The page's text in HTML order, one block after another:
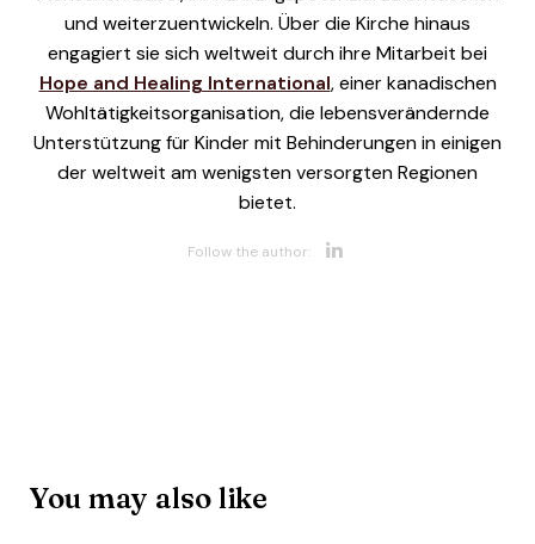
und weiterzuentwickeln. Über die Kirche hinaus
engagiert sie sich weltweit durch ihre Mitarbeit bei
Hope and Healing International, einer kanadischen
Wohltätigkeitsorganisation, die lebensverändernde
Unterstützung für Kinder mit Behinderungen in einigen
der weltweit am wenigsten versorgten Regionen
bietet.
Follow the author:
You may also like